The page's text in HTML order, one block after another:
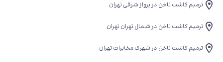
ترمیم کاشت ناخن در پرواز شرقی تهران
ترمیم کاشت ناخن در شمال تهران تهران
ترمیم کاشت ناخن در شهرک مخابرات تهران